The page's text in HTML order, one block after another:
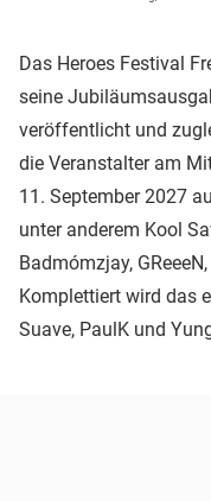
Das Heroes Festival
seine
veröffentlicht und
die Veranstalter am
11. September 2027
unter anderem Kool
Badmómzjay,
Komplettiert wird das
Suave, PaulK und